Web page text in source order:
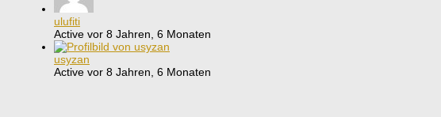
ulufiti
Active vor 8 Jahren, 6 Monaten
usyzan
Active vor 8 Jahren, 6 Monaten